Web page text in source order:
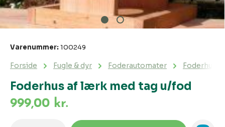
Foderhus af lærk med tag u/fod
Forside Fugle & dyr Foderautomater Foderhus
Varenummer: 100249
999,00 kr.